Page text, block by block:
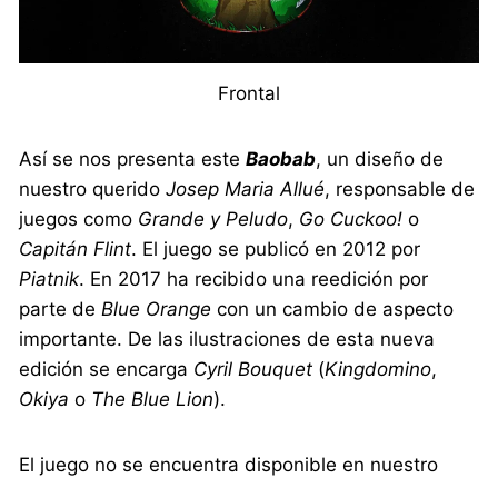
Frontal
Así se nos presenta esteBaobab, un diseño de
nuestro queridoJosep Maria Allué, responsable de
juegos como Grande y Peludo, Go Cuckoo! o
Capitán Flint. El juego se publicó en 2012 por
Piatnik. En 2017 ha recibido una reedición por
parte de Blue Orange con un cambio de aspecto
importante. De las ilustraciones de esta nueva
edición se encarga Cyril Bouquet (Kingdomino,
Okiya o The Blue Lion).
El juego no se encuentra disponible en nuestro